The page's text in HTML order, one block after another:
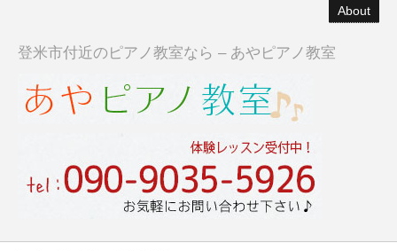
About
登米市付近のピアノ教室なら – あやピアノ教室